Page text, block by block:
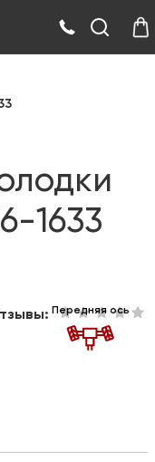
1633
Передняя ось